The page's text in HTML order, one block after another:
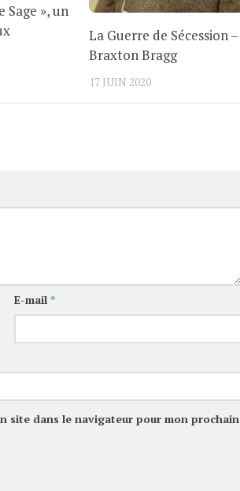
Sage », un
La Guerre de Sécession –
Braxton Bragg
17 JUIN 2020
E-mail *
site dans le navigateur pour mon prochain